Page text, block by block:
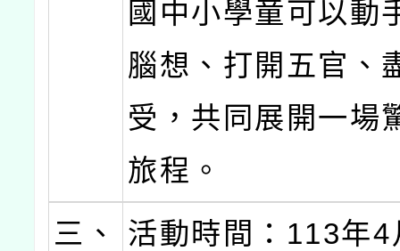
國中小學童可以動
腦想、打開五官、
受，共同展開一場
旅程。
三、
活動時間：113年